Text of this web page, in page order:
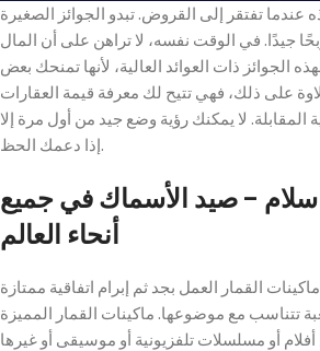
عندما تفتقر إلى القروض. تبدو الجوائز الصغيرة
جيدًا. في الوقت نفسه، لا تراهن على أن المال
الجوائز ذات العوائد العالية، لأنها تمنحك بعض
على ذلك، فهي تتيح لك معرفة قيمة العقارات
المقابلة. لا يمكنك رؤية وضع جيد من أول مرة إلا
إذا دعمك الحظ.
سلام – صيد الأسماك في جميع
أنحاء العالم
القمار العمل بجد ثم إبرام اتفاقية ممتازة
تتناسب مع موضوعها. ماكينات القمار المميزة
أو مسلسلات تلفزيونية أو موسيقى أو غيرها